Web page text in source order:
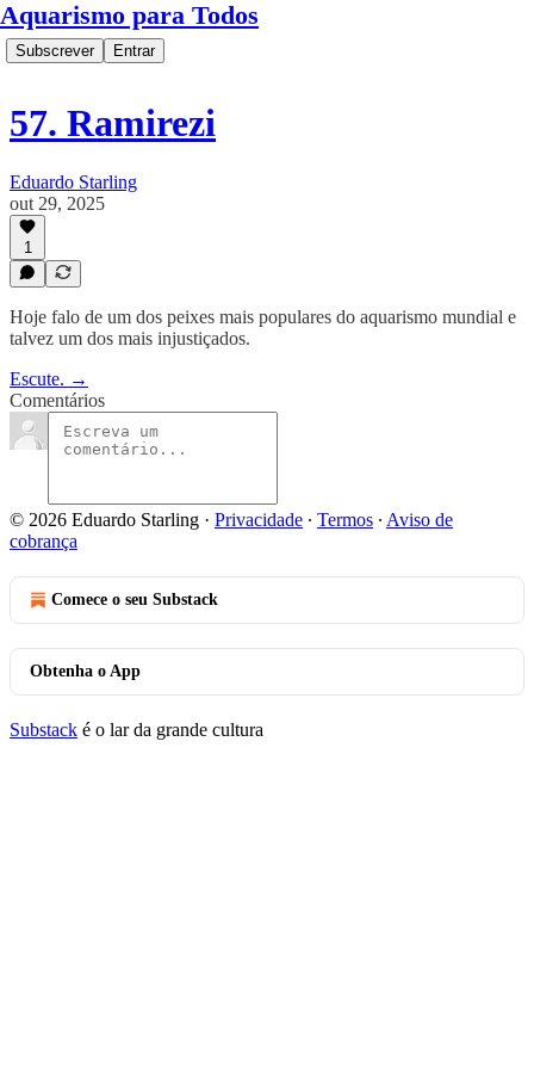
Aquarismo para Todos
Subscrever Entrar
57. Ramirezi
Eduardo Starling
out 29, 2025
1
Hoje falo de um dos peixes mais populares do aquarismo mundial e
talvez um dos mais injustiçados.
Escute. →
Comentários
© 2026 Eduardo Starling · Privacidade ∙ Termos ∙ Aviso de
cobrança
Comece o seu Substack
Obtenha o App
Substack é o lar da grande cultura